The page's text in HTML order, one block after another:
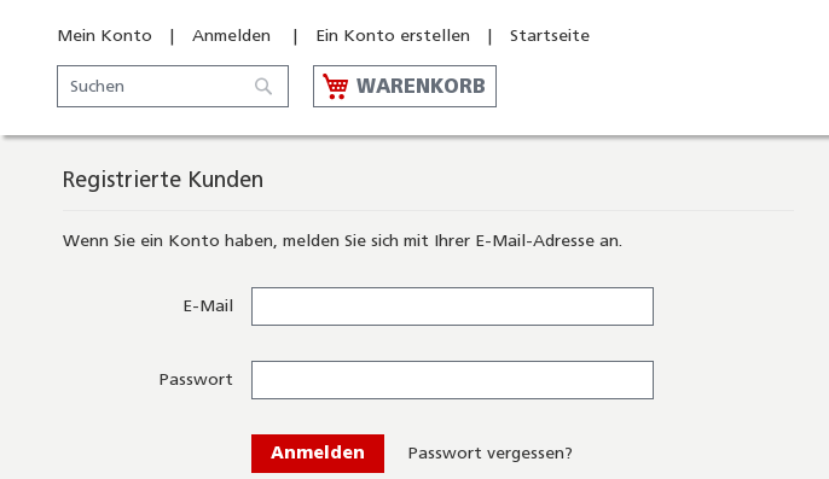
Mein Konto Anmelden Ein Konto erstellen
Startseite
Suche
Suche
WARENKORB
Registrierte Kunden
Wenn Sie ein Konto haben, melden Sie sich mit Ihrer E-Mail-Adresse an.
E-Mail
Passwort
Anmelden Passwort vergessen?